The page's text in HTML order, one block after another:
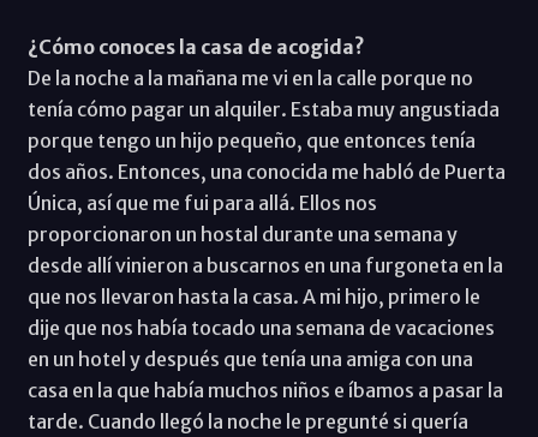
¿Cómo conoces la casa de acogida?
De la noche a la mañana me vi en la calle porque no
tenía cómo pagar un alquiler. Estaba muy angustiada
porque tengo un hijo pequeño, que entonces tenía
dos años. Entonces, una conocida me habló de Puerta
Única, así que me fui para allá. Ellos nos
proporcionaron un hostal durante una semana y
desde allí vinieron a buscarnos en una furgoneta en la
que nos llevaron hasta la casa. A mi hijo, primero le
dije que nos había tocado una semana de vacaciones
en un hotel y después que tenía una amiga con una
casa en la que había muchos niños e íbamos a pasar la
tarde. Cuando llegó la noche le pregunté si quería